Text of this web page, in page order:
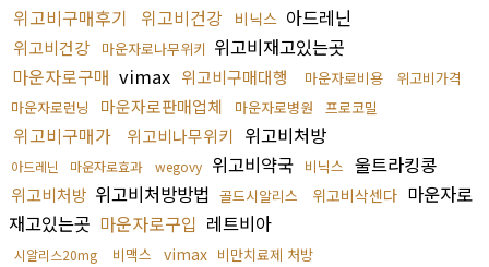
위고비구매후기 위고비건강 비닉스 아드레닌
위고비건강 마운자로나무위키 위고비재고있는곳
마운자로구매 vimax 위고비구매대행 마운자로비용
위고비가격
마운자로런닝
마운자로판매업체 마운자로병원 프로코밀
위고비구매가 위고비나무위키 위고비처방
아드레닌 마운자로효과 wegovy 위고비약국 비닉스 울트라킹콩
위고비처방 위고비처방방법 골드시알리스 위고비삭센다 마운자로
재고있는곳 마운자로구입 레트비아
시알리스20mg 비맥스 vimax 비만치료제 처방